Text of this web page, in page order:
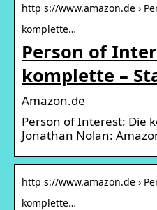
http s://www.amazon.de ›
komplette…
Person of
komplette –
Amazon.de
Person of Interest: Die
Jonathan Nolan:
http s://www.amazon.de ›
komplette…